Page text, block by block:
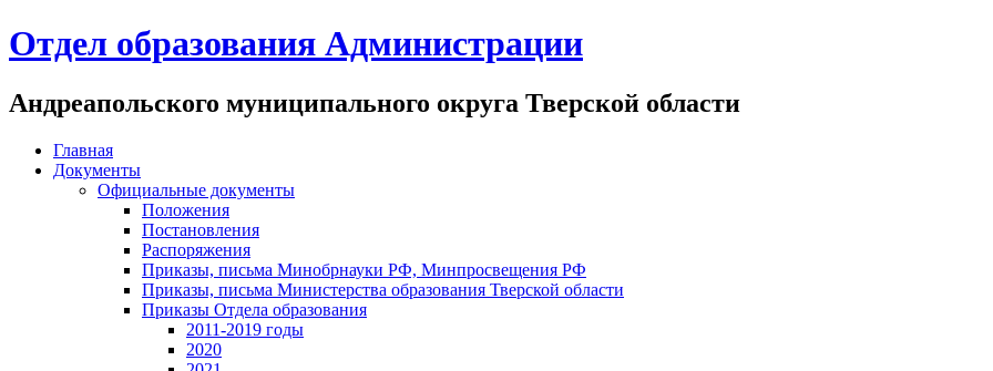
Отдел образования Администрации
Андреапольского муниципального округа Тверской области
Главная
Документы
Официальные документы
Положения
Постановления
Распоряжения
Приказы, письма Минобрнауки РФ, Минпросвещения РФ
Приказы, письма Министерства образования Тверской области
Приказы Отдела образования
2011-2019 годы
2020